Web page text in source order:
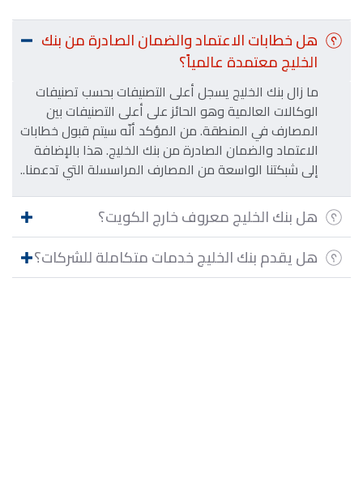
هل خطابات الاعتماد والضمان الصادرة من بنك
الخليج معتمدة عالمياً؟
ما زال بنك الخليج يسجل أعلى التصنيفات بحسب تصنيفات
الوكالات العالمية وهو الحائز على أعلى التصنيفات بين
المصارف في المنطقة. من المؤكد أنّه سيتم قبول خطابات
الاعتماد والضمان الصادرة من بنك الخليج. هذا بالإضافة
إلى شبكتنا الواسعة من المصارف المراسسلة التي تدعمنا..
هل بنك الخليج معروف خارج الكويت؟
هل يقدم بنك الخليج خدمات متكاملة للشركات؟